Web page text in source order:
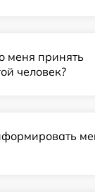
меня принять
человек?